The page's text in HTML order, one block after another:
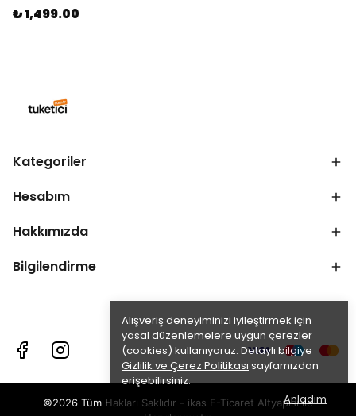
Alışveriş deneyiminizi iyileştirmek için
yasal düzenlemelere uygun çerezler
(cookies) kullanıyoruz. Detaylı bilgiye
Gizlilik ve Çerez Politikası sayfamızdan
erişebilirsiniz.
Anladım
₺ 1,499.00
Kategoriler
Hesabım
Hakkımızda
Bilgilendirme
©2026 Tüm Hakları Saklıdır - ikas E-Ticaret Altyapısı ile